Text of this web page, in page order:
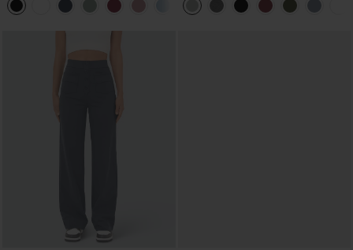
el pulgar, dobladillo curvo estilo high-
low (frente más corto, espalda más
+3